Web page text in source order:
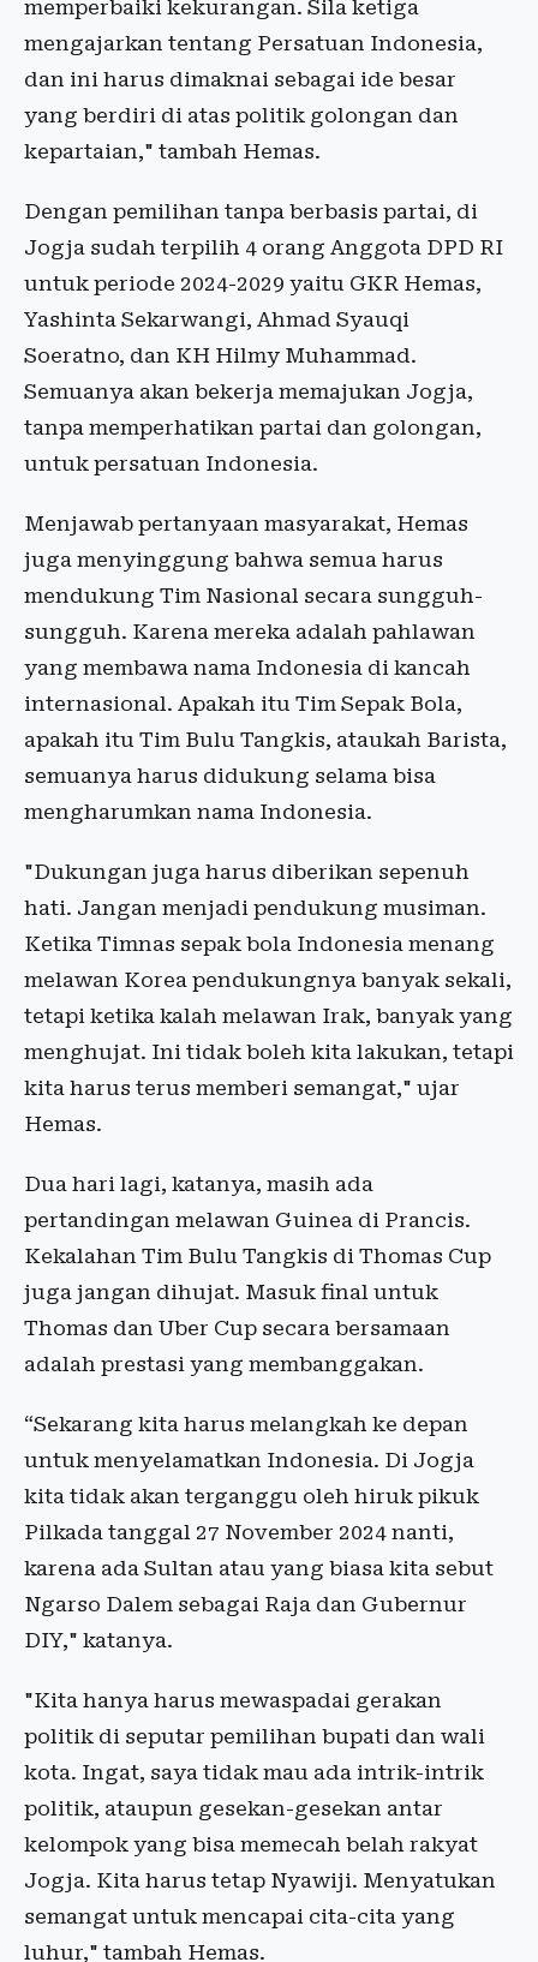
memperbaiki kekurangan. Sila ketiga
mengajarkan tentang Persatuan Indonesia,
dan ini harus dimaknai sebagai ide besar
yang berdiri di atas politik golongan dan
kepartaian," tambah Hemas.
Dengan pemilihan tanpa berbasis partai, di
Jogja sudah terpilih 4 orang Anggota DPD RI
untuk periode 2024-2029 yaitu GKR Hemas,
Yashinta Sekarwangi, Ahmad Syauqi
Soeratno, dan KH Hilmy Muhammad.
Semuanya akan bekerja memajukan Jogja,
tanpa memperhatikan partai dan golongan,
untuk persatuan Indonesia.
Menjawab pertanyaan masyarakat, Hemas
juga menyinggung bahwa semua harus
mendukung Tim Nasional secara sungguh-
sungguh. Karena mereka adalah pahlawan
yang membawa nama Indonesia di kancah
internasional. Apakah itu Tim Sepak Bola,
apakah itu Tim Bulu Tangkis, ataukah Barista,
semuanya harus didukung selama bisa
mengharumkan nama Indonesia.
"Dukungan juga harus diberikan sepenuh
hati. Jangan menjadi pendukung musiman.
Ketika Timnas sepak bola Indonesia menang
melawan Korea pendukungnya banyak sekali,
tetapi ketika kalah melawan Irak, banyak yang
menghujat. Ini tidak boleh kita lakukan, tetapi
kita harus terus memberi semangat," ujar
Hemas.
Dua hari lagi, katanya, masih ada
pertandingan melawan Guinea di Prancis.
Kekalahan Tim Bulu Tangkis di Thomas Cup
juga jangan dihujat. Masuk final untuk
Thomas dan Uber Cup secara bersamaan
adalah prestasi yang membanggakan.
“Sekarang kita harus melangkah ke depan
untuk menyelamatkan Indonesia. Di Jogja
kita tidak akan terganggu oleh hiruk pikuk
Pilkada tanggal 27 November 2024 nanti,
karena ada Sultan atau yang biasa kita sebut
Ngarso Dalem sebagai Raja dan Gubernur
DIY," katanya.
"Kita hanya harus mewaspadai gerakan
politik di seputar pemilihan bupati dan wali
kota. Ingat, saya tidak mau ada intrik-intrik
politik, ataupun gesekan-gesekan antar
kelompok yang bisa memecah belah rakyat
Jogja. Kita harus tetap Nyawiji. Menyatukan
semangat untuk mencapai cita-cita yang
luhur," tambah Hemas.